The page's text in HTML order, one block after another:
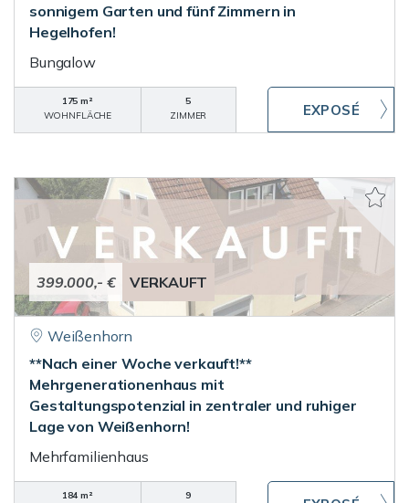
sonnigem Garten und fünf Zimmern in
Hegelhofen!
Bungalow
175 m²
WOHNFLÄCHE
5
ZIMMER
399.000,- € VERKAUFT
Weißenhorn
**Nach einer Woche verkauft!**
Mehrgenerationenhaus mit
Gestaltungspotenzial in zentraler und ruhiger
Lage von Weißenhorn!
Mehrfamilienhaus
184 m²
9